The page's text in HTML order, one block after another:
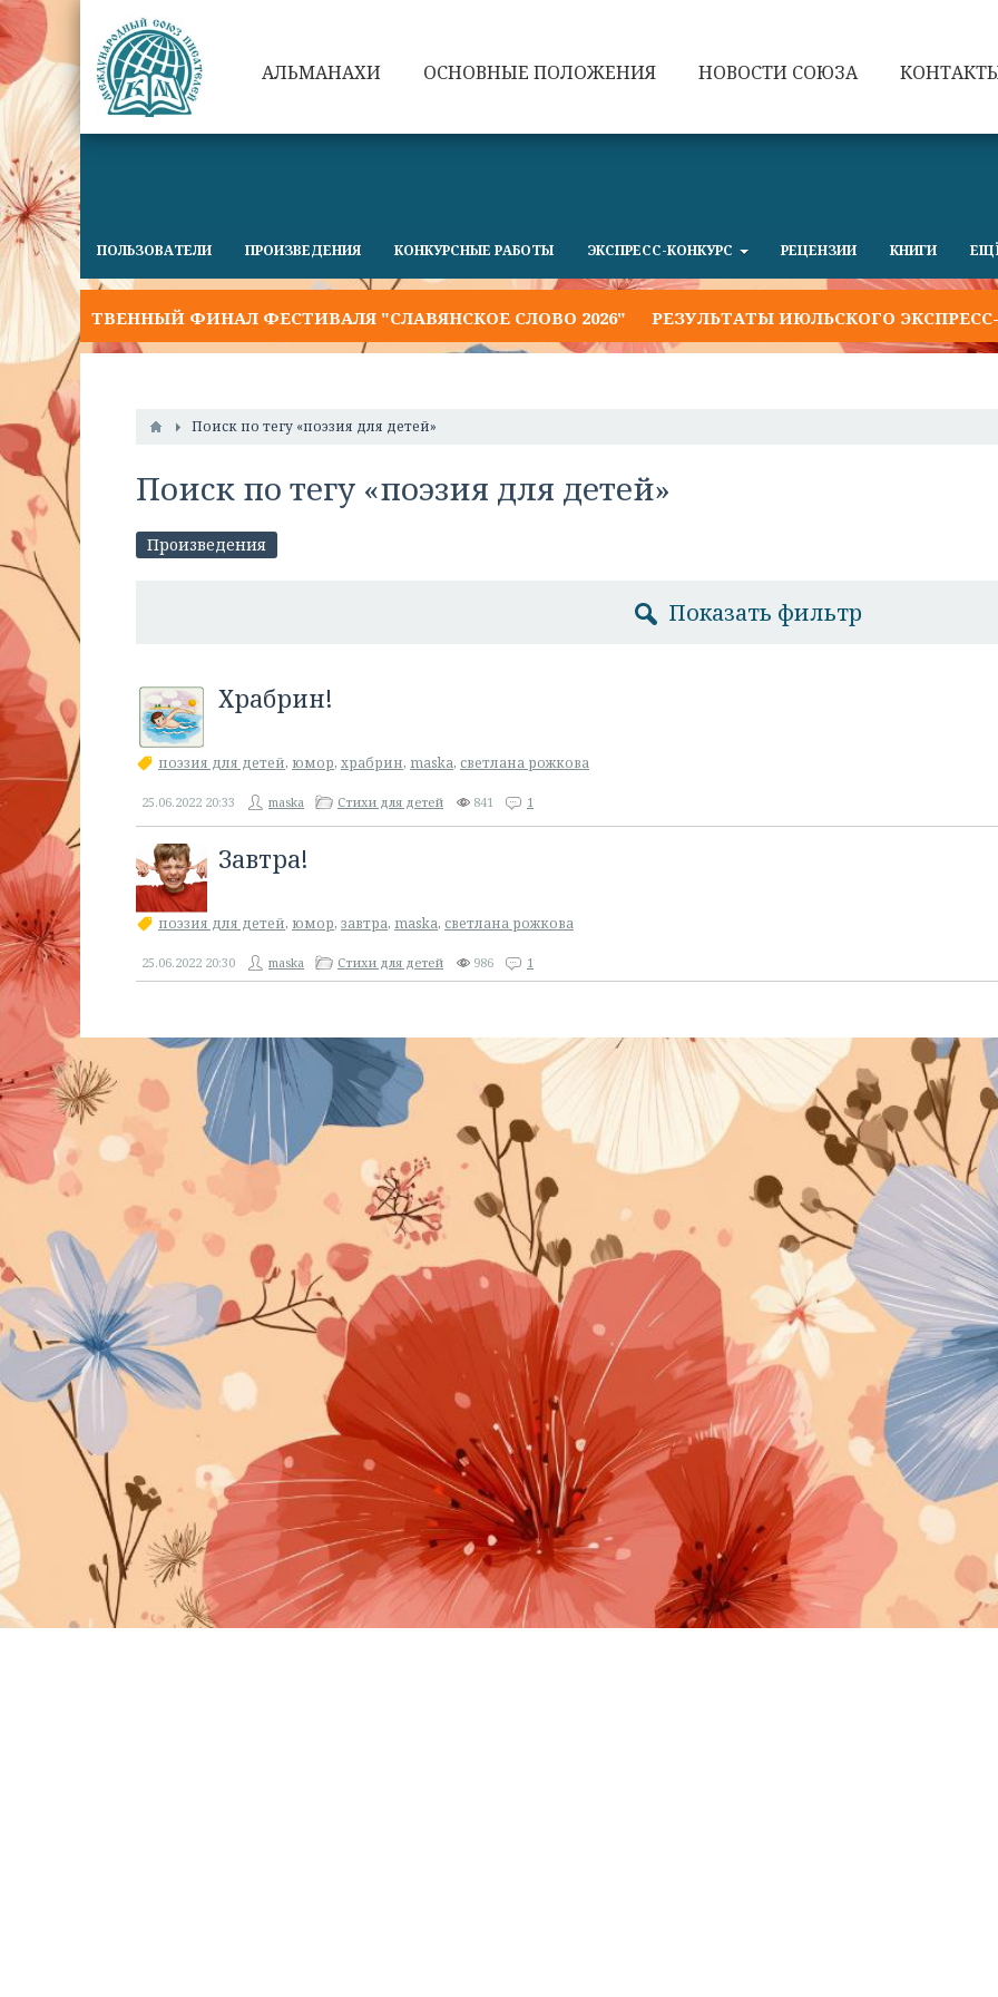
АЛЬМАНАХИ ОСНОВНЫЕ ПОЛОЖЕНИЯ НОВОСТИ СОЮЗА
ПОЛЬЗОВАТЕЛИ ПРОИЗВЕДЕНИЯ КОНКУРСНЫЕ РАБОТЫ ЭКСПРЕСС-КОНКУРС РЕЦЕНЗИИ КНИГИ
ФИНАЛ ФЕСТИВАЛЯ "СЛАВЯНСКОЕ СЛОВО 2026" РЕЗУЛЬТАТЫ ИЮЛЬСКОГО ЭКСПРЕСС-
Поиск по тегу «поэзия для детей»
Поиск по тегу «поэзия для детей»
Произведения
Показать фильтр
Храбрин!
поэзия для детей, юмор, храбрин, maska, светлана рожкова
25.06.2022 20:33 maska Стихи для детей 841 1
Завтра!
поэзия для детей, юмор, завтра, maska, светлана рожкова
25.06.2022 20:30 maska Стихи для детей 986 1